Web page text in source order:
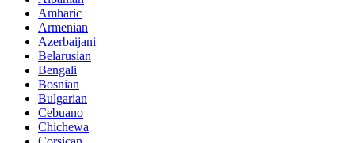
Amharic
Armenian
Azerbaijani
Belarusian
Bengali
Bosnian
Bulgarian
Cebuano
Chichewa